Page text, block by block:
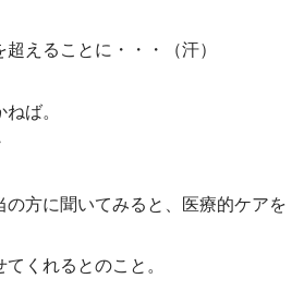
えることに・・・（汗）
ば。
の方に聞いてみると、医療的ケアを
くれるとのこと。